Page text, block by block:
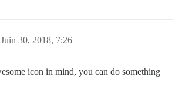
Juin 30, 2018, 7:26
icon in mind, you can do something